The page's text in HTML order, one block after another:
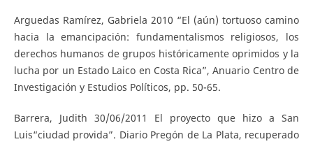
Arguedas Ramírez, Gabriela 2010 “El (aún) tortuoso camino
hacia la emancipación: fundamentalismos religiosos, los
derechos humanos de grupos históricamente oprimidos y la
lucha por un Estado Laico en Costa Rica”, Anuario Centro de
Investigación y Estudios Políticos, pp. 50-65.
Barrera, Judith 30/06/2011 El proyecto que hizo a San
Luis“ciudad provida”. Diario Pregón de La Plata, recuperado